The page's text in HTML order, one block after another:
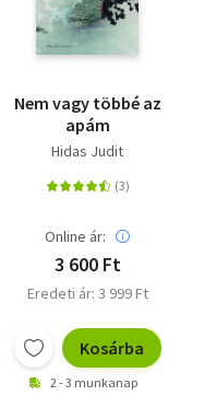
Nem vagy többé az
apám
Hidas Judit
Online ár:
3 600 Ft
Eredeti ár: 3 999 Ft
Kosárba
2 - 3 munkanap